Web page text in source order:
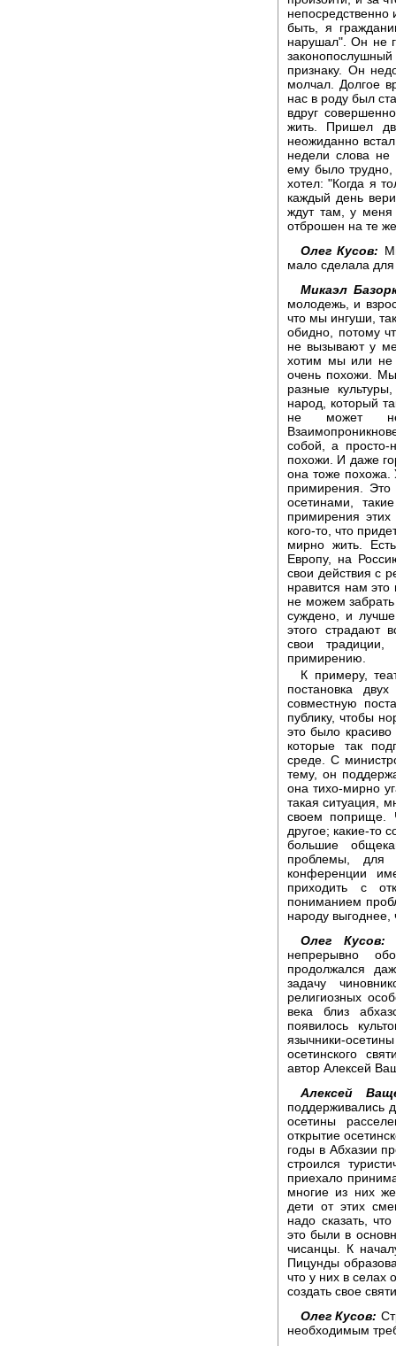
непосредственно
быть, я
нарушал". Он не
признаку. Он
молчал. Долгое
нас в роду был
вдруг
жить. Пришел
неожиданно
недели слова не
ему было трудно,
хотел: "Когда я
каждый день
ждут там, у
отброшен на те
Олег Кусов:
мало сделала
Микаэл
молодежь, и
что мы ингуши,
обидно, потому
не вызывают у
хотим мы или не
очень похожи.
разные
народ, который
не может не
собой, а просто-
похожи. И даже
она тоже похожа.
примирения.
осетинами,
примирения
кого-то, что
мирно жить.
Европу, на
свои действия с
нравится нам
не можем
суждено, и
этого страдают
свои традиции,
примирению.
К примеру,
постановка
совместную
публику, чтобы
это было
которые так
среде. С
тему, он
она тихо-мирно
такая ситуация,
своем поприще.
другое; какие-то
большие
проблемы, для
конференции
приходить с
пониманием
народу
Олег Кусов:
непрерывно
продолжался
задачу
религиозных
века близ
появилось
язычники-
осетинского
автор Алексей
Алексей
поддерживались
осетины
открытие
годы в Абхазии
строился
приехало
многие из них
дети от этих
надо сказать,
это были в
чисанцы. К
Пицунды
что у них в селах
создать свое
Олег Кусов:
необходимым